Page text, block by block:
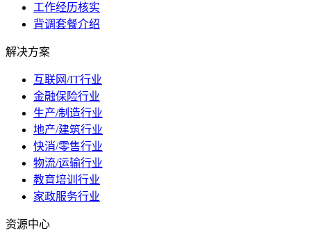
工作经历核实
背调套餐介绍
解决方案
互联网/IT行业
金融保险行业
生产/制造行业
地产/建筑行业
快消/零售行业
物流/运输行业
教育培训行业
家政服务行业
资源中心